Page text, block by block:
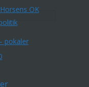
OK
pokaler